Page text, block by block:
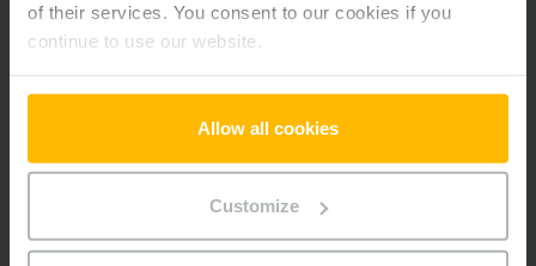
of their services. You consent to our cookies if you
continue to use our website.
Allow all cookies
Customize
Nabíjač
Battery Refurbishment Year 2025
Rok
2050 mm